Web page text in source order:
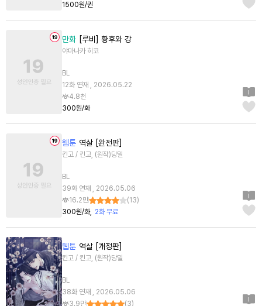
1500원/권
만화 [루비] 황후와 강
야마나카 히코
BL
12화 연재 , 2026.05.22
4.8천
300원/화
웹툰 역살 [완전판]
킨고 / 킨고, (원작)당밀
BL
39화 연재 , 2026.05.06
16.2만
(13)
300원/화
2화 무료
웹툰 역살 [개정판]
킨고 / 킨고, (원작)당밀
BL
38화 연재 , 2026.05.06
3.9만
(3)